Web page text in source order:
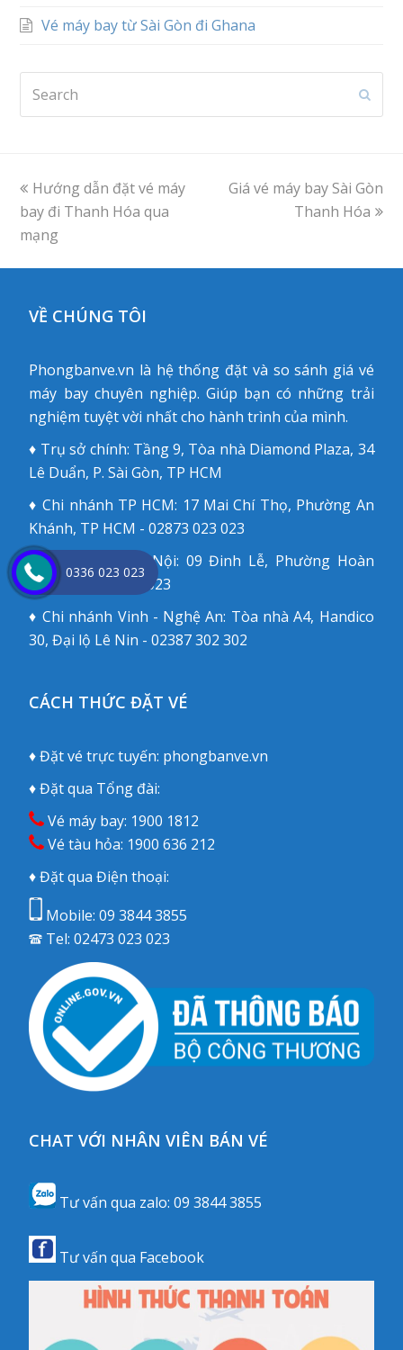
Vé máy bay từ Sài Gòn đi Ghana
previous
post:
Hướng dẫn đặt vé máy
bay đi Thanh Hóa qua
mạng
next
Giá vé máy bay Sài Gòn
Thanh Hóa
VỀ CHÚNG TÔI
Phongbanve.vn là hệ thống đặt và so sánh giá vé
máy bay chuyên nghiệp. Giúp bạn có những trải
nghiệm tuyệt vời nhất cho hành trình của mình.
♦ Trụ sở chính: Tầng 9, Tòa nhà Diamond Plaza, 34
Lê Duẩn, P. Sài Gòn, TP HCM
♦ Chi nhánh TP HCM: 17 Mai Chí Thọ, Phường An
Khánh, TP HCM - 02873 023 023
♦ Chi nhánh Hà Nội: 09 Đinh Lễ, Phường Hoàn
Kiếm - 02473 023 023
♦ Chi nhánh Vinh - Nghệ An: Tòa nhà A4, Handico
30, Đại lộ Lê Nin - 02387 302 302
CÁCH THỨC ĐẶT VÉ
♦ Đặt vé trực tuyến: phongbanve.vn
♦ Đặt qua Tổng đài:
Vé máy bay: 1900 1812
Vé tàu hỏa: 1900 636 212
♦ Đặt qua Điện thoại:
Mobile:09 3844 3855
Tel:02473 023 023
CHAT VỚI NHÂN VIÊN BÁN VÉ
Tư vấn qua zalo:09 3844 3855
Tư vấn qua Facebook
0336 023 023